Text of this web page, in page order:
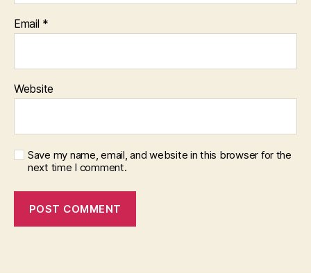
Email *
Website
Save my name, email, and website in this browser for the
next time I comment.